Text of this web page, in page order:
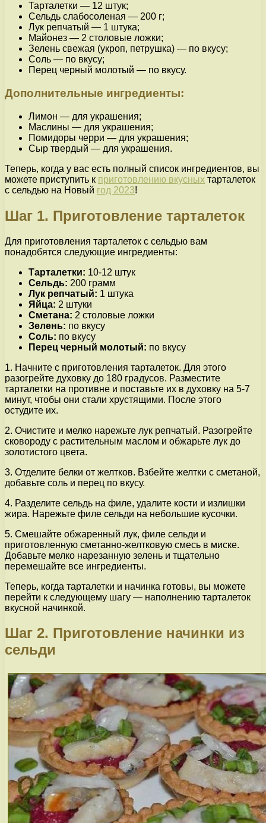
Тарталетки — 12 штук;
Сельдь слабосоленая — 200 г;
Лук репчатый — 1 штука;
Майонез — 2 столовые ложки;
Зелень свежая (укроп, петрушка) — по вкусу;
Соль — по вкусу;
Перец черный молотый — по вкусу.
Дополнительные ингредиенты:
Лимон — для украшения;
Маслины — для украшения;
Помидоры черри — для украшения;
Сыр твердый — для украшения.
Теперь, когда у вас есть полный список ингредиентов, вы
можете приступить к приготовлению вкусных тарталеток
с сельдью на Новый год 2023!
Шаг 1. Приготовление тарталеток
Для приготовления тарталеток с сельдью вам
понадобятся следующие ингредиенты:
Тарталетки: 10-12 штук
Сельдь: 200 грамм
Лук репчатый: 1 штука
Яйца: 2 штуки
Сметана: 2 столовые ложки
Зелень: по вкусу
Соль: по вкусу
Перец черный молотый: по вкусу
1. Начните с приготовления тарталеток. Для этого
разогрейте духовку до 180 градусов. Разместите
тарталетки на противне и поставьте их в духовку на 5-7
минут, чтобы они стали хрустящими. После этого
остудите их.
2. Очистите и мелко нарежьте лук репчатый. Разогрейте
сковороду с растительным маслом и обжарьте лук до
золотистого цвета.
3. Отделите белки от желтков. Взбейте желтки с сметаной,
добавьте соль и перец по вкусу.
4. Разделите сельдь на филе, удалите кости и излишки
жира. Нарежьте филе сельди на небольшие кусочки.
5. Смешайте обжаренный лук, филе сельди и
приготовленную сметанно-желтковую смесь в миске.
Добавьте мелко нарезанную зелень и тщательно
перемешайте все ингредиенты.
Теперь, когда тарталетки и начинка готовы, вы можете
перейти к следующему шагу — наполнению тарталеток
вкусной начинкой.
Шаг 2. Приготовление начинки из
сельди